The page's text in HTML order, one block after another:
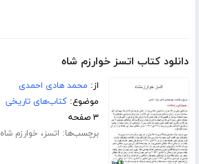
دانلود کتاب اتسز خوارزم شاه
از: محمد هادی احمدی
موضوع:کتاب‌های تاریخی
۳ صفحه
برچسب‌ها: اتسز، خوارزم شاه